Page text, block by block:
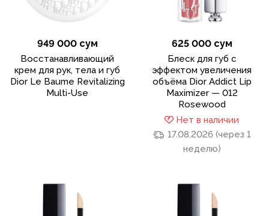
949 000 сум
Восстанавливающий
крем для рук, тела и губ
Dior Le Baume Revitalizing
Multi-Use
625 000 сум
Блеск для губ с
эффектом увеличения
объёма Dior Addict Lip
Maximizer — 012
Rosewood
Нет в наличии
17.08.2026 (через 1
неделю)